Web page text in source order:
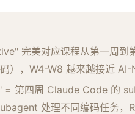
完美对应课程从第一周到
），W4-W8 越来越接近
= 第四周 Claude Code 的
处理不同编码任务，